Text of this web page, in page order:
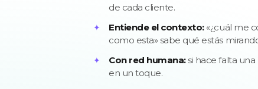
de cada cliente.
Entiende el contexto:«¿cuál me
como esta» sabe qué estás
Con red humana:si hace falta una
en un toque.